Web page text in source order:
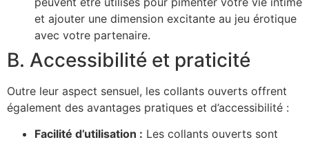
et ajouter une dimension excitante au jeu érotique
avec votre partenaire.
B. Accessibilité et praticité
Outre leur aspect sensuel, les collants ouverts offrent
également des avantages pratiques et d’accessibilité :
Facilité d’utilisation : Les collants ouverts sont